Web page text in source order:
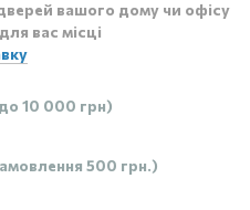
вашого дому чи офісу
вас місці
10 000 грн)
500 грн.)